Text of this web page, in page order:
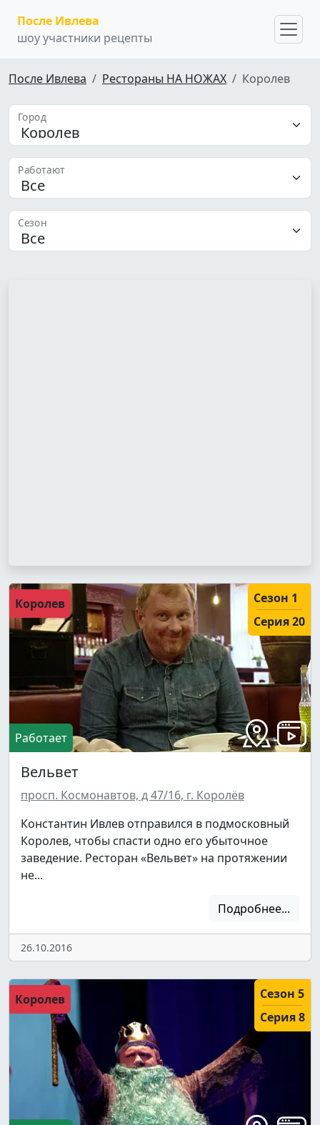
После Ивлева
шоу участники рецепты
После Ивлева Рестораны НА НОЖАХ Королев
Город
Работают
Сезон
Королев
Сезон 1
Серия 20
Работает
Вельвет
просп. Космонавтов, д 47/16, г. Королёв
Константин Ивлев отправился в подмосковный
Королев, чтобы спасти одно его убыточное
заведение. Ресторан «Вельвет» на протяжении
не...
Подробнее...
26.10.2016
Королев
Сезон 5
Серия 8